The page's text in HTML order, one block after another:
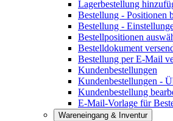
Lagerbestellung
Bestellung - Positionen
Bestellung -
Bestellpositionen
Bestelldokument
Bestellung per E-Mail
Kundenbestellungen
Kundenbestellungen -
Kundenbestellung
E-Mail-Vorlage für
Wareneingang & Inventur